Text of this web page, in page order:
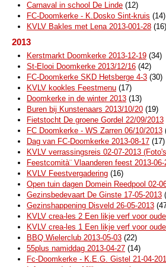
Carnaval in school De Linde (12)
FC-Doomkerke - K.Dosko Sint-kruis (14)
KVLV Bakles met Lena 2013-001-28 (16)
2013
Kerstmarkt Doomkerke 2013-12-19 (34)
St-Elooi Doomkerke 2013/12/16 (42)
FC-Doomkerke SKD Hetsberge 4-3 (30)
KVLV kookles Feestmenu (17)
Doomkerke in de winter 2013 (13)
Buren bij Kunstenaars 2013/10/20 (19)
Fietstocht De groene Gordel 22/09/2013
FC Doomkerke - WS Zarren 06/10/2013
Dag van FC-Doomkerke 2013-08-17 (17)
KVLV verrassingsreis 02-07-2013
Feestcomità¨ Vlaanderen feest 2013-06-
KVLV Feestvergadering (16)
Open tuin dagen Domein Reedpool 02-
Gezinsbedevaart De Ginste 17-05-2013
Gezinshappening Disveld 26-05-2013
KVLV crea-les 2 Een likje verf voor
KVLV crea-les 1 Een likje verf voor
BBQ Wielerclub 2013-05-03 (22)
55plus namiddag 2013-04-27 (14)
Fc-Doomkerke - K.E.G. Gistel 21-04-